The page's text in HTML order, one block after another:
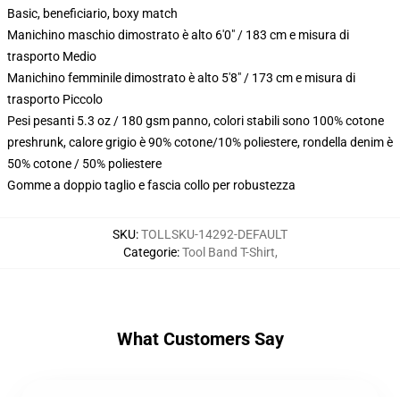
Basic, beneficiario, boxy match
Manichino maschio dimostrato è alto 6'0" / 183 cm e misura di
trasporto Medio
Manichino femminile dimostrato è alto 5'8" / 173 cm e misura di
trasporto Piccolo
Pesi pesanti 5.3 oz / 180 gsm panno, colori stabili sono 100% cotone
preshrunk, calore grigio è 90% cotone/10% poliestere, rondella denim è
50% cotone / 50% poliestere
Gomme a doppio taglio e fascia collo per robustezza
SKU:TOLLSKU-14292-DEFAULT
Categorie:Tool Band T-Shirt,
What Customers Say